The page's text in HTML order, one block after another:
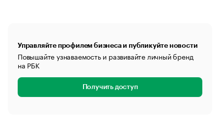
Управляйте профилем бизнеса и публикуйте новости
Повышайте узнаваемость и развивайте личный бренд
на РБК
Получить доступ